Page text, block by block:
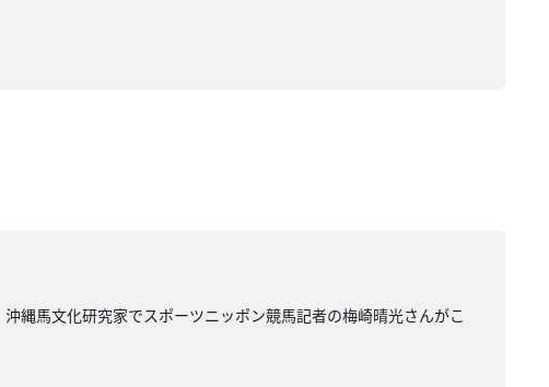
縄馬文化研究家でスポーツニッポン競馬記者の梅崎晴光さんがこ